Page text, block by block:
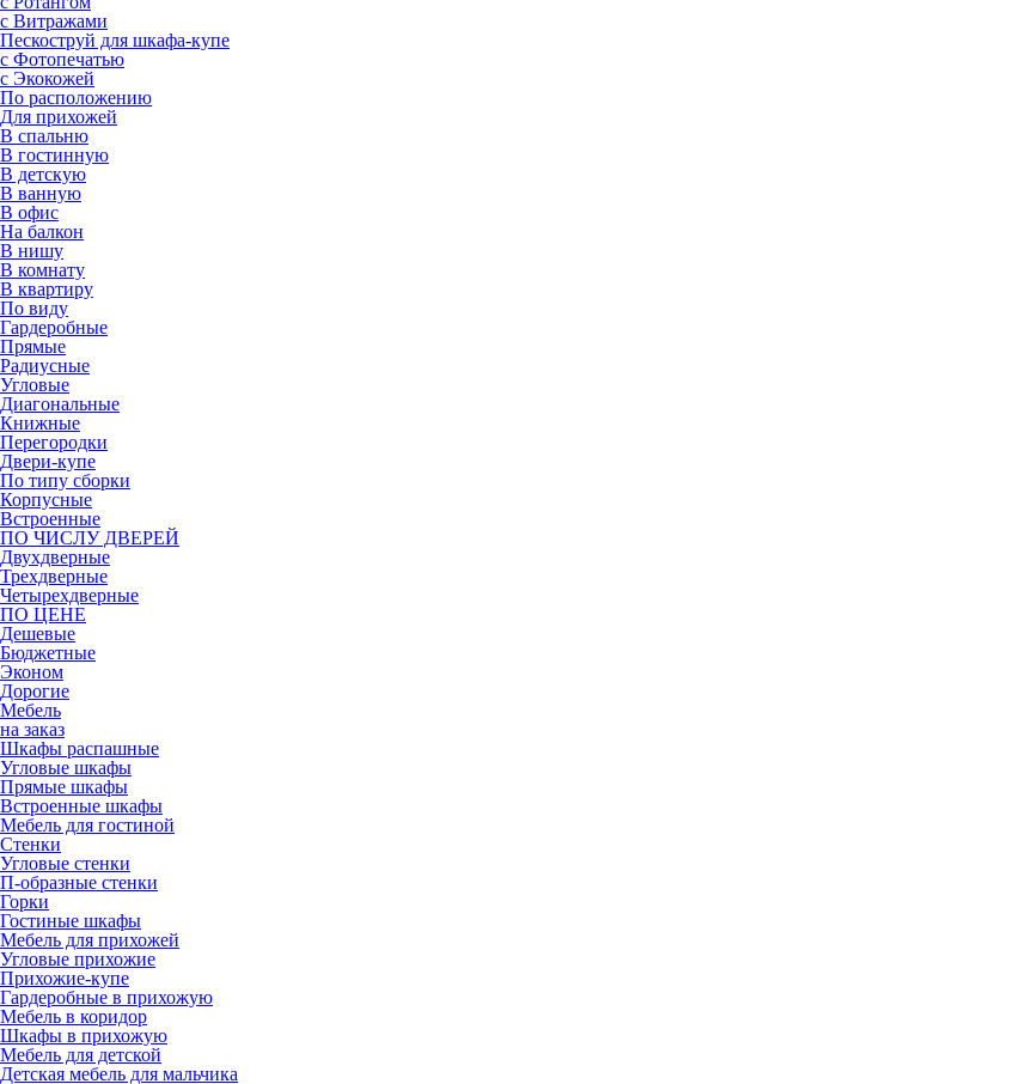
с Витражами
Пескоструй для шкафа-купе
с Фотопечатью
с Экокожей
По расположению
Для прихожей
В спальню
В гостинную
В детскую
В ванную
В офис
На балкон
В нишу
В комнату
В квартиру
По виду
Гардеробные
Прямые
Радиусные
Угловые
Диагональные
Книжные
Перегородки
Двери-купе
По типу сборки
Корпусные
Встроенные
ПО ЧИСЛУ ДВЕРЕЙ
Двухдверные
Трехдверные
Четырехдверные
ПО ЦЕНЕ
Дешевые
Бюджетные
Эконом
Дорогие
Мебель
на заказ
Шкафы распашные
Угловые шкафы
Прямые шкафы
Встроенные шкафы
Мебель для гостиной
Стенки
Угловые стенки
П-образные стенки
Горки
Гостиные шкафы
Мебель для прихожей
Угловые прихожие
Прихожие-купе
Гардеробные в прихожую
Мебель в коридор
Шкафы в прихожую
Мебель для детской
Детская мебель для мальчика